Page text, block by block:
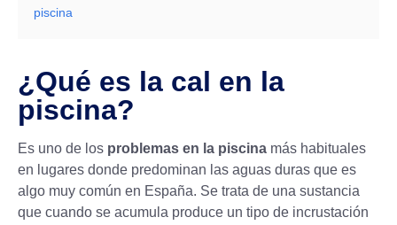
piscina
¿Qué es la cal en la
piscina?
Es uno de los problemas en la piscina más habituales
en lugares donde predominan las aguas duras que es
algo muy común en España. Se trata de una sustancia
que cuando se acumula produce un tipo de incrustación